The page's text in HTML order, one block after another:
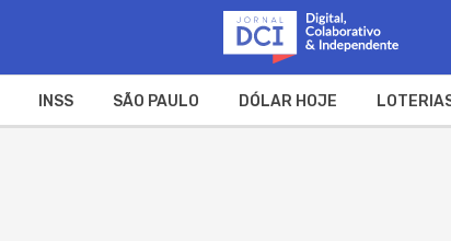
INSS SÃO PAULO DÓLAR HOJE